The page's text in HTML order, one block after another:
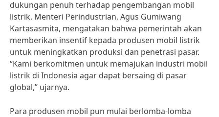
dukungan penuh terhadap pengembangan mobil
listrik. Menteri Perindustrian, Agus Gumiwang
Kartasasmita, mengatakan bahwa pemerintah akan
memberikan insentif kepada produsen mobil listrik
untuk meningkatkan produksi dan penetrasi pasar.
“Kami berkomitmen untuk memajukan industri mobil
listrik di Indonesia agar dapat bersaing di pasar
global,” ujarnya.
Para produsen mobil pun mulai berlomba-lomba